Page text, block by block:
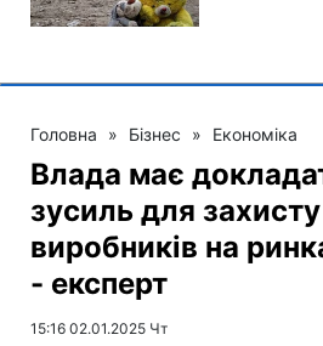
Головна » Бізнес » Економіка
Влада має
зусиль для
виробників на
- експерт
15:16 02.01.2025 Чт